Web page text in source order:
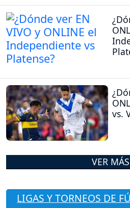
vs.
VER
LIGAS Y TORNEOS DE